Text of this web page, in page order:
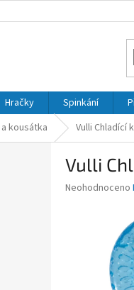
Hračky Spinkání
kousátka Vulli Chladící
Vulli
Průměrné
hvězdiček.
Neohodnoceno